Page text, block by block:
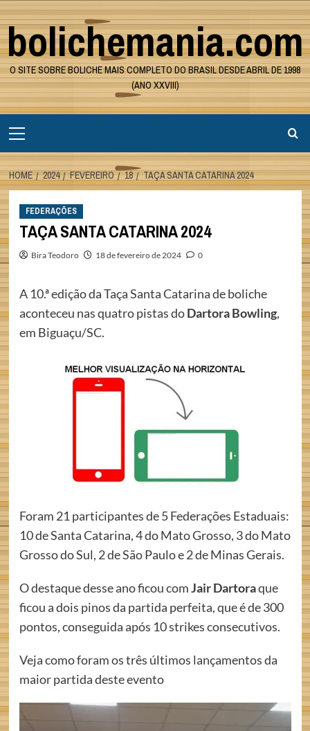
Skip
to
content
bolichemania.com
O SITE SOBRE BOLICHE MAIS COMPLETO DO BRASIL DESDE ABRIL DE 1998
(ANO XXVIII)
Menu
HOME 2024 FEVEREIRO 18 TAÇA SANTA CATARINA 2024
FEDERAÇÕES
TAÇA SANTA CATARINA 2024
Bira Teodoro 18 de fevereiro de 2024 0
A 10.ª edição da Taça Santa Catarina de boliche
aconteceu nas quatro pistas doDartora Bowling,
em Biguaçu/SC.
Foram 21 participantes de 5 Federações Estaduais:
10 de Santa Catarina, 4 do Mato Grosso, 3 do Mato
Grosso do Sul, 2 de São Paulo e 2 de Minas Gerais.
O destaque desse ano ficou comJair Dartoraque
ficou a dois pinos da partida perfeita, que é de 300
pontos, conseguida após 10 strikes consecutivos.
Veja como foram os três últimos lançamentos da
maior partida deste evento